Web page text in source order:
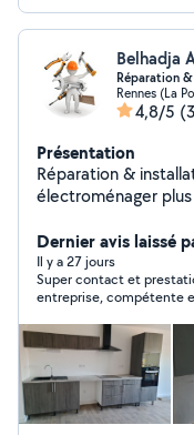
Belhadja
Réparation
Rennes (La
4,8/5
Présentation
Réparation &
électroménager
instalation Montage meuble en kit Pose cuisine
Réparation serrure Électricité Réparation et instalation
pompe à chaleur
rideau,étagère extr..
électrique N'hésite pas. Zero.six .zero. deux. vigne
.quatre. soixante .un
Dernier avis laissé
Il y a 27 jours
Super contact et
entreprise, compétente